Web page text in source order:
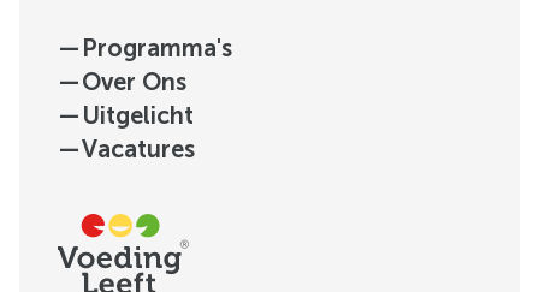
— Programma's
—Over Ons
— Uitgelicht
—Vacatures